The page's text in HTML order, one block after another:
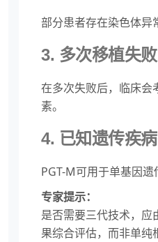
部分患者存在染色体异
3. 多次移植失败
在多次失败后，临床会
素。
4. 已知遗传疾
PGT-M可用于单基因遗
专家提示：
是否需要三代技术，应
果综合评估，而非单纯